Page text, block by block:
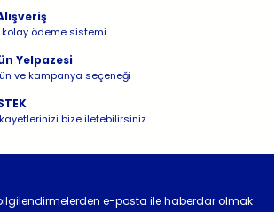
kolay ödeme sistemi
Yelpazesi
ve kampanya seçeneği
bize iletebilirsiniz.
e-posta ile haberdar olmak